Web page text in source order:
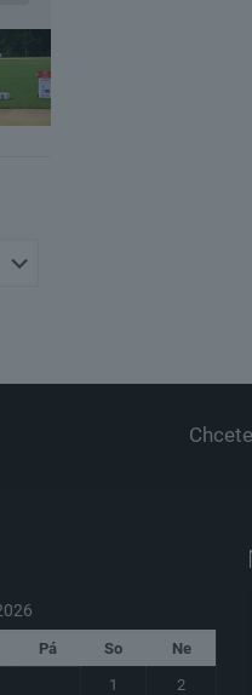
Pá So
Ne
1
2